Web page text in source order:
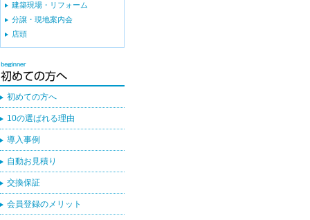
建築現場・リフォーム
分譲・現地案内会
店頭
初めての方へ
10の選ばれる理由
導入事例
自動お見積り
交換保証
会員登録のメリット